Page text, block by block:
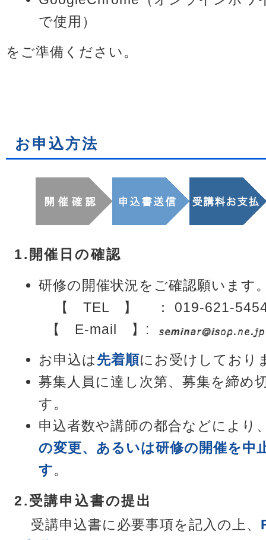
で使用）
をご準備ください。
お申込方法
1.開催日の確認
研修の開催状況をご確認願います
【 TEL 】 ： 019-621-
【 E-mail 】:
お申込は先着順にお受けしており
募集人員に達し次第、募集を締め
す。
申込者数や講師の都合などにより
の変更、あるいは研修の開催を中
す。
2.受講申込書の提出
受講申込書に必要事項を記入の上、